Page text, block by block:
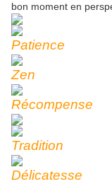
bon moment en
Patience
Zen
Récompense
Tradition
Délicatesse